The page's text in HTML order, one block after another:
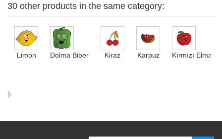
30 other products in the same category:
Limon Dolma Biber Kiraz Karpuz Kırmızı Elma